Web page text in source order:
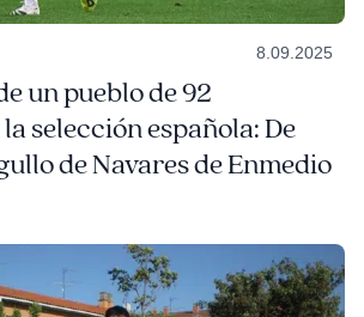
8.09.2025
un pueblo de 92
selección española: De
de Navares de Enmedio